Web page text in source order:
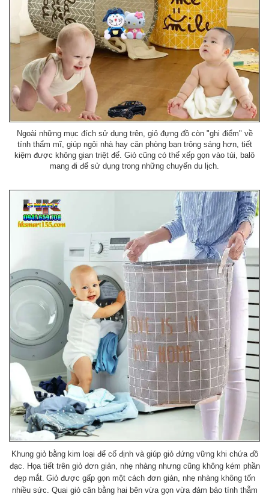
Ngoài những mục đích sử dụng trên, giỏ đựng đồ còn "ghi điểm" về
tính thẩm mĩ, giúp ngôi nhà hay căn phòng bạn trông sáng hơn, tiết
kiệm được không gian triệt để. Giỏ cũng có thể xếp gọn vào túi, balô
mang đi để sử dụng trong những chuyến du lịch.
Khung giỏ bằng kim loại để cố định và giúp giỏ đứng vững khi chứa đồ
đạc. Họa tiết trên giỏ đơn giản, nhẹ nhàng nhưng cũng không kém phần
đẹp mắt. Giỏ được gấp gọn một cách đơn giản, nhẹ nhàng không tốn
nhiều sức. Quai giỏ cân bằng hai bên vừa gọn vừa đảm bảo tính thẫm